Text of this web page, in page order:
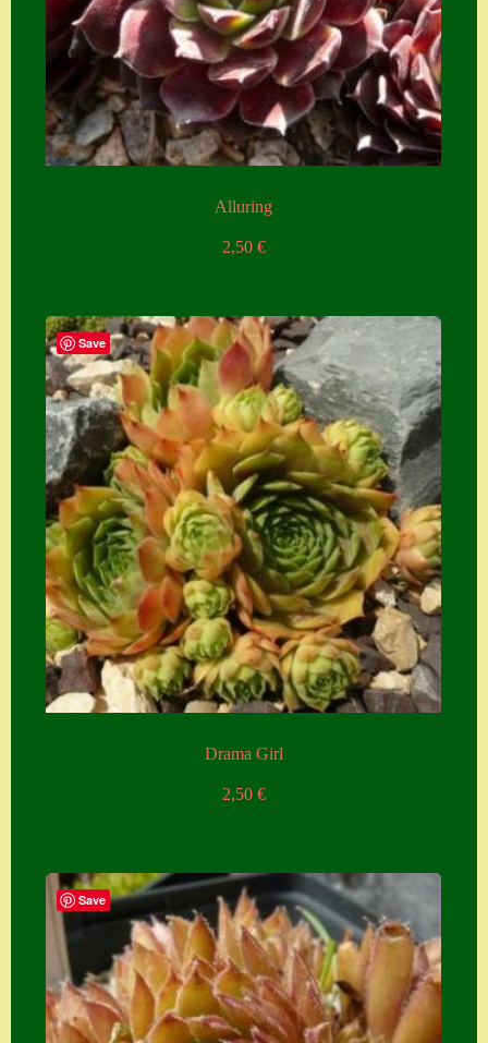
Zahlungs- &
Versandinfos
Zubehör
Zubehör
Alluring
2,50 €
Save
Drama Girl
2,50 €
Save